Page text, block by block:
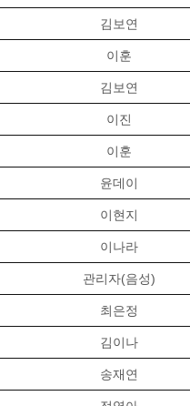
김보연
이훈
김보연
이진
이훈
윤데이
이현지
이나라
관리자(음성)
최은정
김이나
송재연